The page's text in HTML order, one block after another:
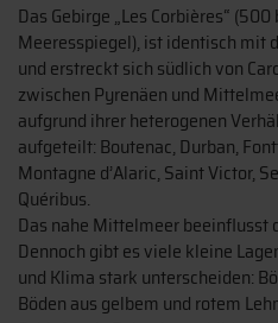
Das Gebirge „Les Corbières“
Meeresspiegel), ist identisch mit
und erstreckt sich südlich von
zwischen Pyrenäen und
aufgrund ihrer heterogenen
aufgeteilt: Boutenac, Durban,
Montagne d’Alaric, Saint Victor,
Quéribus.
Das nahe Mittelmeer beeinflusst
Dennoch gibt es viele kleine
und Klima stark unterscheiden:
Böden aus gelbem und rotem